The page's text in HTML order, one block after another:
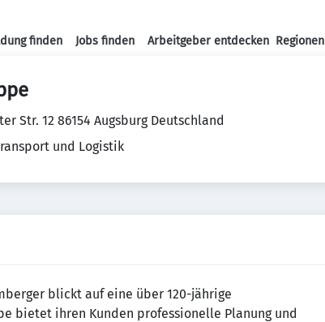
Haupt-Navigation
finden Jobs finden Arbeitgeber entdecken Regionen
Str. 12 86154 Augsburg Deutschland
und Logistik
blickt auf eine über 120-jährige
bietet ihren Kunden professionelle Planung und